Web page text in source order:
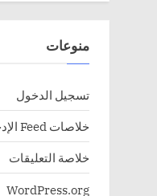
منوعات
تسجيل الدخول
خلاصات Feed الإدخالات
خلاصة التعليقات
WordPress.org